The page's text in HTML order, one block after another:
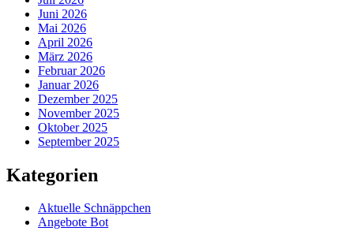
Juni 2026
Mai 2026
April 2026
März 2026
Februar 2026
Januar 2026
Dezember 2025
November 2025
Oktober 2025
September 2025
Kategorien
Aktuelle Schnäppchen
Angebote Bot